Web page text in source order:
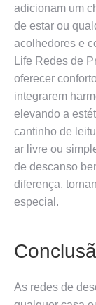
adicionam um
de estar ou
acolhedores e
Life Redes de
oferecer
integrarem
elevando a
cantinho de
ar livre ou
de descanso
diferença,
especial.
As redes de